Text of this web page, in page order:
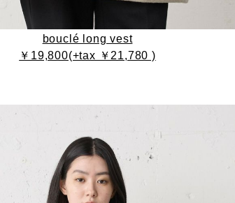
bouclé long vest
￥19,800(+tax ￥21,780 )